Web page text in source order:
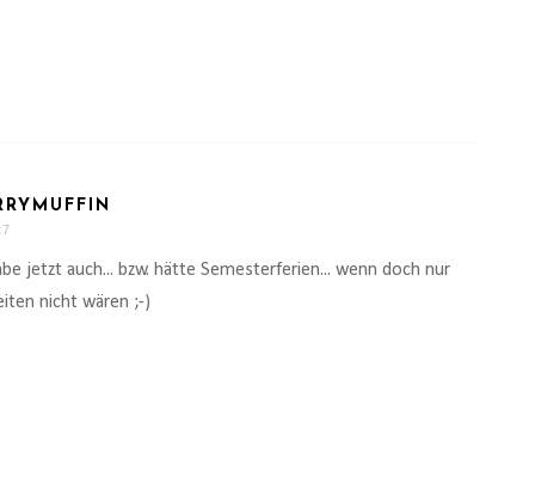
jetzt auch... bzw. hätte Semesterferien... wenn doch nur
nicht wären ;-)